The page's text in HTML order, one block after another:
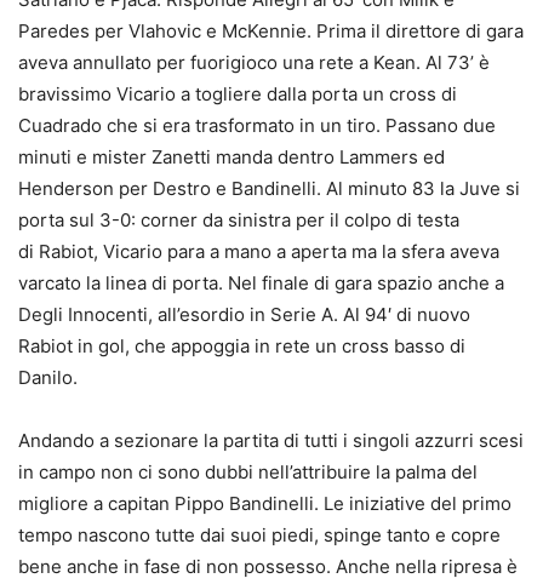
Paredes per Vlahovic e McKennie. Prima il direttore di gara
aveva annullato per fuorigioco una rete a Kean. Al 73’ è
bravissimo Vicario a togliere dalla porta un cross di
Cuadrado che si era trasformato in un tiro. Passano due
minuti e mister Zanetti manda dentro Lammers ed
Henderson per Destro e Bandinelli. Al minuto 83 la Juve si
porta sul 3-0: corner da sinistra per il colpo di testa
di Rabiot, Vicario para a mano a aperta ma la sfera aveva
varcato la linea di porta. Nel finale di gara spazio anche a
Degli Innocenti, all’esordio in Serie A. Al 94′ di nuovo
Rabiot in gol, che appoggia in rete un cross basso di
Danilo.
Andando a sezionare la partita di tutti i singoli azzurri scesi
in campo non ci sono dubbi nell’attribuire la palma del
migliore a capitan Pippo Bandinelli. Le iniziative del primo
tempo nascono tutte dai suoi piedi, spinge tanto e copre
bene anche in fase di non possesso. Anche nella ripresa è